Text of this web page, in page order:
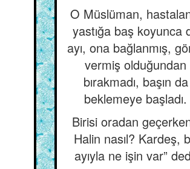
O Müslüman,
yastığa baş koyunca
ayı, ona bağlanmış,
vermiş olduğundan
bırakmadı, başın da
beklemeye başladı.
Birisi oradan
Halin nasıl? Kardeş,
ayıyla ne işin var”